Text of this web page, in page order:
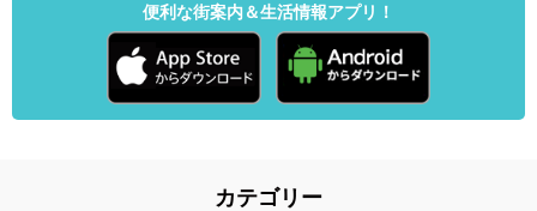
便利な街案内＆生活情報アプリ！
カテゴリー